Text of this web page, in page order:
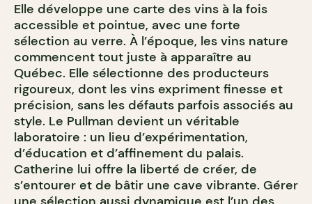
Elle développe une carte des vins à la fois
accessible et pointue, avec une forte
sélection au verre. À l’époque, les vins nature
commencent tout juste à apparaître au
Québec. Elle sélectionne des producteurs
rigoureux, dont les vins expriment finesse et
précision, sans les défauts parfois associés au
style. Le Pullman devient un véritable
laboratoire : un lieu d’expérimentation,
d’éducation et d’affinement du palais.
Catherine lui offre la liberté de créer, de
s’entourer et de bâtir une cave vibrante. Gérer